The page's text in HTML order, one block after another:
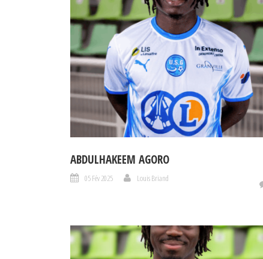
ABDULHAKEEM AGORO
05 Fév 2025 Louis Briand